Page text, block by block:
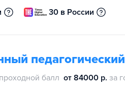
30 в России
проходной балл от 84000 р. за